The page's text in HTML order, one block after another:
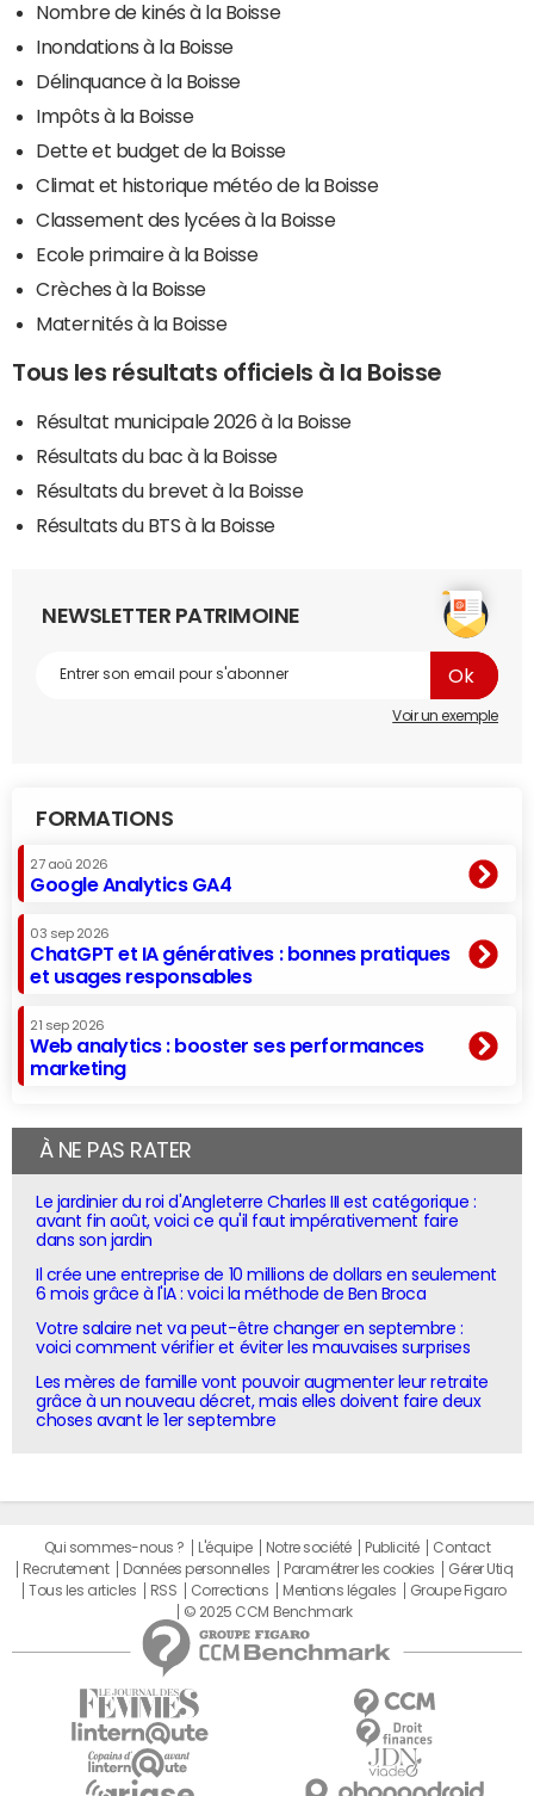
Nombre de kinés à la Boisse
Inondations à la Boisse
Délinquance à la Boisse
Impôts à la Boisse
Dette et budget de la Boisse
Climat et historique météo de la Boisse
Classement des lycées à la Boisse
Ecole primaire à la Boisse
Crèches à la Boisse
Maternités à la Boisse
Tous les résultats officiels à la Boisse
Résultat municipale 2026 à la Boisse
Résultats du bac à la Boisse
Résultats du brevet à la Boisse
Résultats du BTS à la Boisse
NEWSLETTER PATRIMOINE
Voir un exemple
FORMATIONS
27 aoû 2026
Google Analytics GA4
03 sep 2026
ChatGPT et IA génératives : bonnes pratiques
et usages responsables
21 sep 2026
Web analytics : booster ses performances
marketing
À NE PAS RATER
Le jardinier du roi d'Angleterre Charles III est catégorique :
avant fin août, voici ce qu'il faut impérativement faire
dans son jardin
Il crée une entreprise de 10 millions de dollars en seulement
6 mois grâce à l'IA : voici la méthode de Ben Broca
Votre salaire net va peut-être changer en septembre :
voici comment vérifier et éviter les mauvaises surprises
Les mères de famille vont pouvoir augmenter leur retraite
grâce à un nouveau décret, mais elles doivent faire deux
choses avant le 1er septembre
Qui sommes-nous ? L'équipe Notre société Publicité
Contact
Recrutement
Données personnelles Paramétrer les cookies
Gérer Utiq
Tous les articles
RSS Corrections Mentions légales
Groupe Figaro
© 2025 CCM Benchmark